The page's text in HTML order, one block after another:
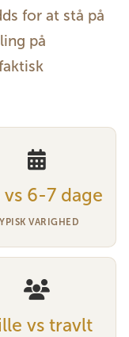
for at stå på
på
6-7 dage
VARIGHED
vs travlt